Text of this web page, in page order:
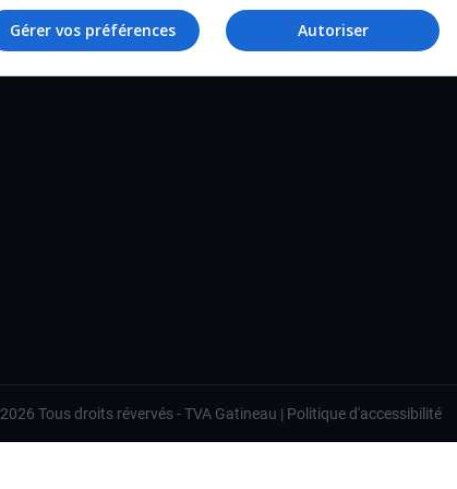
TVA
2026 Tous droits révervés -TVA Gatineau | Politique d'accessibilité
Autoriser
Gérer vos préférences